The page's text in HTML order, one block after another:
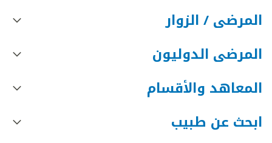
المرضى / الزوار
المرضى الدوليون
المعاهد والأقسام
ابحث عن طبيب